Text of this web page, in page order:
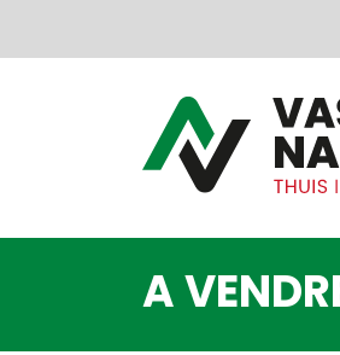
A